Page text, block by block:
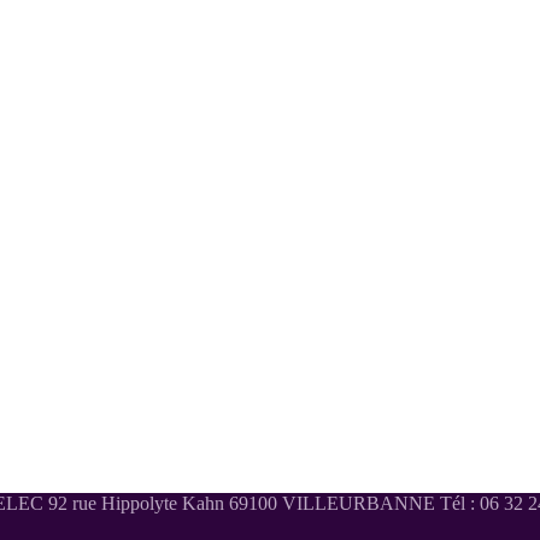
92 rue Hippolyte Kahn 69100 VILLEURBANNE Tél : 06 32